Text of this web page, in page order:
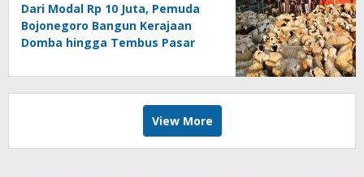
Dari Modal Rp 10 Juta, Pemuda
Bojonegoro Bangun Kerajaan
Domba hingga Tembus Pasar
View More